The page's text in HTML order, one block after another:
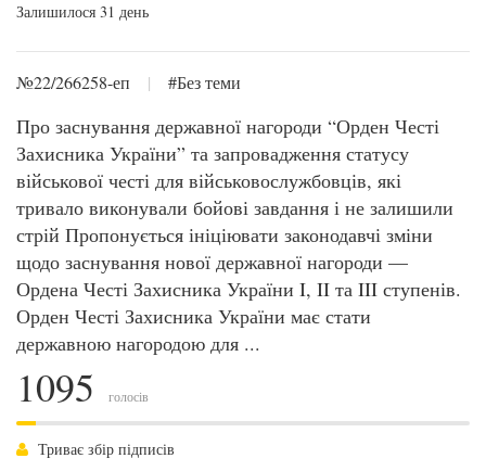
Залишилося 31 день
№22/266258-еп | #Без теми
Про заснування державної нагороди “Орден Честі
Захисника України” та запровадження статусу
військової честі для військовослужбовців, які
тривало виконували бойові завдання і не залишили
стрій Пропонується ініціювати законодавчі зміни
щодо заснування нової державної нагороди —
Ордена Честі Захисника України I, II та III ступенів.
Орден Честі Захисника України має стати
державною нагородою для ...
1095 голосів
Триває збір підписів